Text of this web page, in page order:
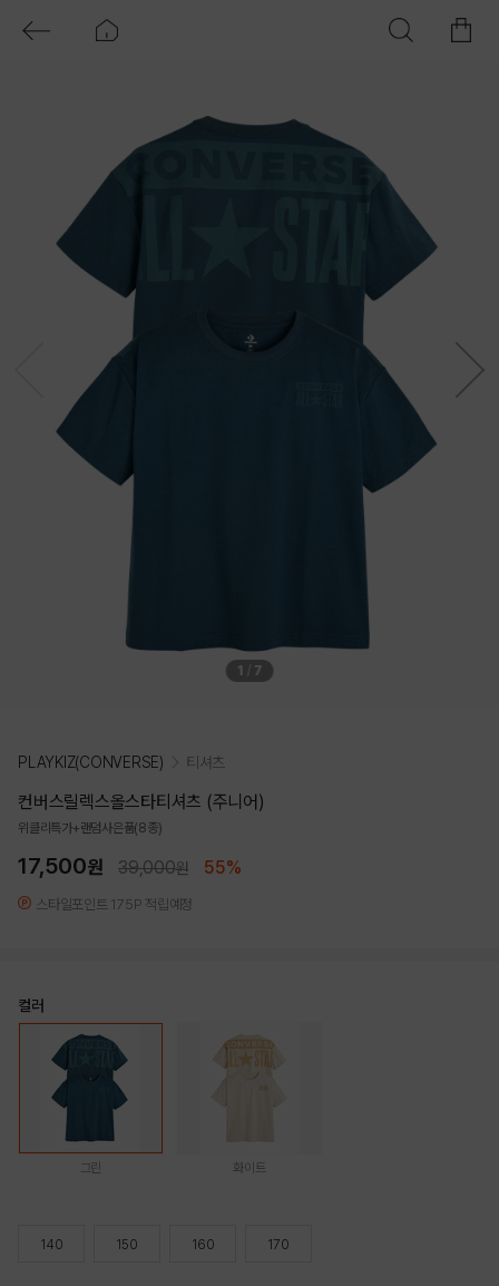
1 7
PLAYKIZ(CONVERSE) 티셔츠
컨버스릴렉스올스타티셔츠 (주니어)
위클리특가+랜덤사은품(8종)
17,500원 39,000원 55%
스타일포인트 175P 적립예정
컬러
그린 화이트
140 150 160 170